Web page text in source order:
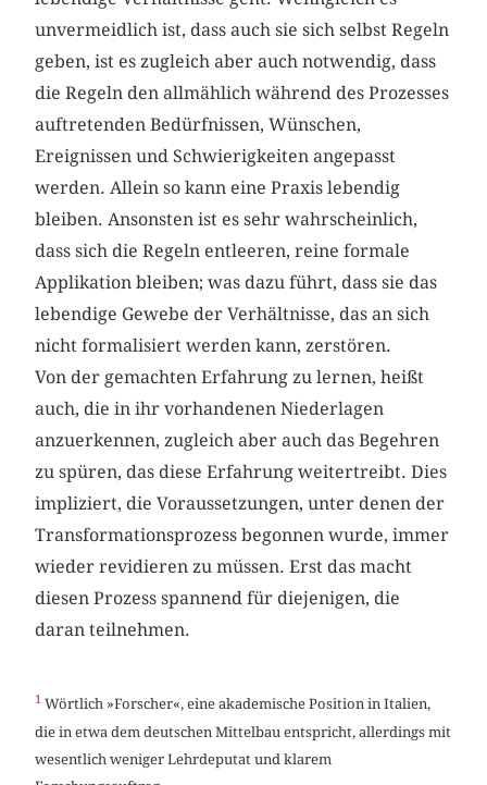
unvermeidlich ist, dass auch sie sich selbst Regeln
geben, ist es zugleich aber auch notwendig, dass
die Regeln den allmählich während des Prozesses
auftretenden Bedürfnissen, Wünschen,
Ereignissen und Schwierigkeiten angepasst
werden. Allein so kann eine Praxis lebendig
bleiben. Ansonsten ist es sehr wahrscheinlich,
dass sich die Regeln entleeren, reine formale
Applikation bleiben; was dazu führt, dass sie das
lebendige Gewebe der Verhältnisse, das an sich
nicht formalisiert werden kann, zerstören.
Von der gemachten Erfahrung zu lernen, heißt
auch, die in ihr vorhandenen Niederlagen
anzuerkennen, zugleich aber auch das Begehren
zu spüren, das diese Erfahrung weitertreibt. Dies
impliziert, die Voraussetzungen, unter denen der
Transformationsprozess begonnen wurde, immer
wieder revidieren zu müssen. Erst das macht
diesen Prozess spannend für diejenigen, die
daran teilnehmen.
1 Wörtlich »Forscher«, eine akademische Position in Italien,
die in etwa dem deutschen Mittelbau entspricht, allerdings mit
wesentlich weniger Lehrdeputat und klarem